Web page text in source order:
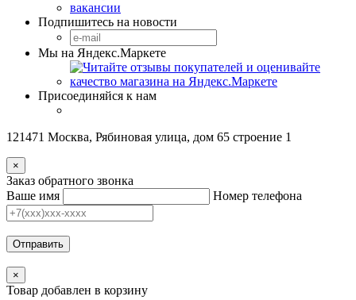
вакансии
Подпишитесь на новости
Мы на Яндекс.Маркете
Присоединяйся к нам
121471 Москва, Рябиновая улица, дом 65 строение 1
×
Заказ обратного звонка
Ваше имя
Номер телефона
Отправить
×
Товар добавлен в корзину